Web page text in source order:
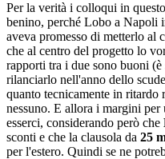
Per la verità i colloqui in
benino, perché Lobo a Napoli
aveva promesso di metterlo al
che al centro del progetto lo
rapporti tra i due sono buoni
rilanciarlo nell'anno dello
quanto tecnicamente in
nessuno. E allora i margini per
esserci, considerando però che
sconti e che la clausola da 25
per l'estero. Quindi se ne